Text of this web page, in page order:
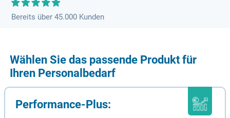
Bereits über 45.000 Kunden
Wählen Sie das passende Produkt für
Ihren Personalbedarf
Performance-Plus: